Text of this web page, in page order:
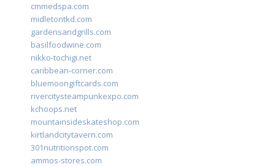
cmmedspa.com
midletontkd.com
gardensandgrills.com
basilfoodwine.com
nikko-tochigi.net
caribbean-corner.com
bluemoongiftcards.com
rivercitysteampunkexpo.com
kchoops.net
mountainsideskateshop.com
kirtlandcitytavern.com
301nutritionspot.com
ammos-stores.com